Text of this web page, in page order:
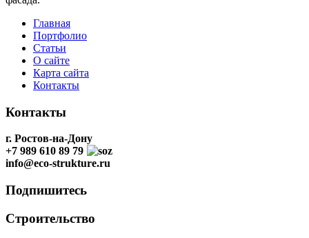
Декоративная кладка сотами
Главная
Портфолио
Статьи
О сайте
Карта сайта
Контакты
Контакты
г. Ростов-на-Дону
+7 989 610 89 79
info@eco-strukture.ru
Подпишитесь
Строительство